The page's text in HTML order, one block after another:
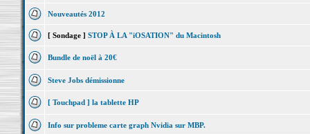
Nouveautés 2012
[ Sondage ] STOP À LA "iOSATION" du Macintosh
Bundle de noël à 20€
Steve Jobs démissionne
[ Touchpad ] la tablette HP
Info sur probleme carte graph Nvidia sur MBP.